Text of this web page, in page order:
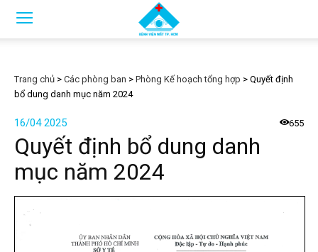
Trang chủ > Các phòng ban > Phòng Kế hoạch tổng hợp > Quyết định
bổ dung danh mục năm 2024
16/04 2025 655
Quyết định bổ dung danh
mục năm 2024